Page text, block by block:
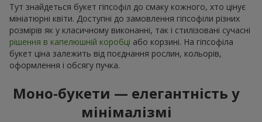
Тут знайдеться букет гіпсофіл до смаку кожного, хто цінує
мініатюрні квіти. Доступні до замовлення гіпсофіли різних
розмірів як у класичному виконанні, так і стилізовані сучасні
рішення в капелюшній коробці або корзині. На гіпсофіла
букет ціна залежить від поєднання рослин, кольорів,
оформлення і обсягу пучка.
Моно-букети — елегантність у
мінімалізмі